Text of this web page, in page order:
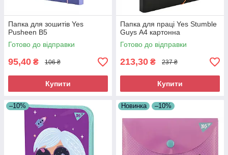
Папка для зошитів Yes
Pusheen В5
Готово до відправки
95,40 ₴ 106 ₴
Купити
Папка для праці Yes Stumble
Guys А4 картонна
Готово до відправки
213,30 ₴ 237 ₴
Купити
–10% Новинка –10%